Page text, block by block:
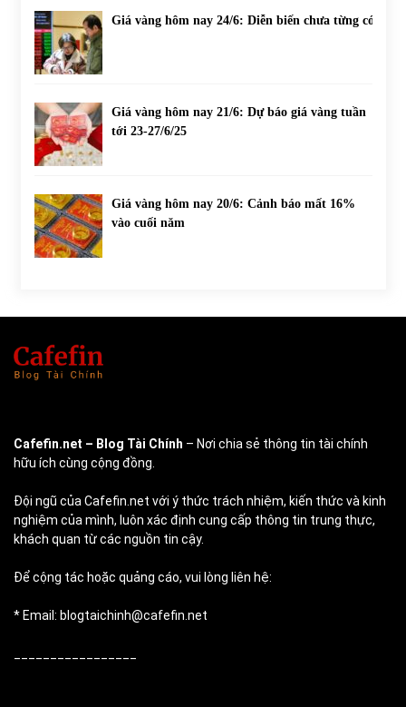
Giá vàng hôm nay 24/6: Diễn biến chưa từng có
Giá vàng hôm nay 21/6: Dự báo giá vàng tuần
tới 23-27/6/25
Giá vàng hôm nay 20/6: Cảnh báo mất 16%
vào cuối năm
Cafefin.net – Blog Tài Chính – Nơi chia sẻ thông tin tài chính
hữu ích cùng cộng đồng.
Đội ngũ của Cafefin.net với ý thức trách nhiệm, kiến thức và kinh
nghiệm của mình, luôn xác định cung cấp thông tin trung thực,
khách quan từ các nguồn tin cậy.
Để cộng tác hoặc quảng cáo, vui lòng liên hệ:
* Email: blogtaichinh@cafefin.net